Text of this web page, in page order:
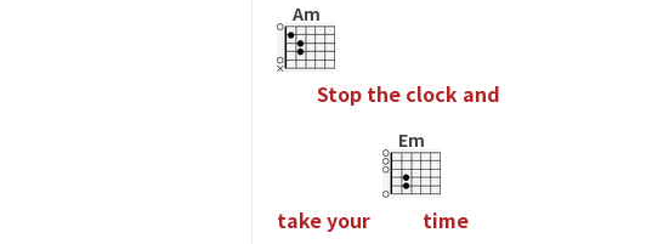
Am
Stop the clock and
takeyour
Em
time